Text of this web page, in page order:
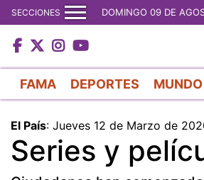
SECCIONES DOMINGO 09 DE
FAMA DEPORTES MUNDO
El País: Jueves 12 de Marzo de
Series y